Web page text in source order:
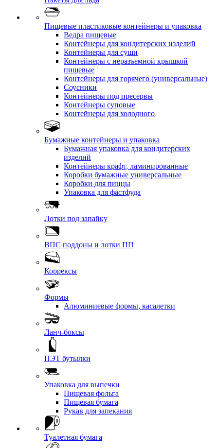
Пищевые пластиковые контейнеры и упаковка
Ведра пищевые
Контейнеры для кондитерских изделий
Контейнеры для суши
Контейнеры с неразъемной крышкой
пищевые
Контейнеры для горячего (универсальные)
Соусники
Контейнеры под пресервы
Контейнеры суповые
Контейнеры для холодного
Бумажные контейнеры и упаковка
Бумажная упаковка для кондитерских
изделий
Контейнеры крафт, ламинированные
Коробки бумажные универсальные
Коробки для пиццы
Упаковка для фастфуда
Лотки под запайку
ВПС поддоны и лотки ПП
Коррексы
Формы
Алюминиевые формы, касалетки
Ланч-боксы
ПЭТ бутылки
Упаковка для выпечки
Пищевая фольга
Пищевая бумага
Рукав для запекания
Туалетная бумага